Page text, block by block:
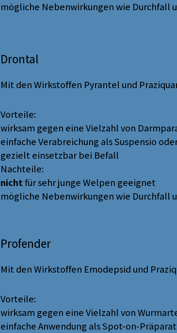
mögliche Nebenwirkungen wie Durchfall
Drontal
Mit den Wirkstoffen Pyrantel und
Vorteile:
wirksam gegen eine Vielzahl von
einfache Verabreichung als Suspensio
gezielt einsetzbar bei Befall
Nachteile:
nichtfür sehr junge Welpen geeignet
mögliche Nebenwirkungen wie Durchfall
Profender
Mit den Wirkstoffen Emodepsid und
Vorteile:
wirksam gegen eine Vielzahl von
einfache Anwendung als Spot-on-Präparat